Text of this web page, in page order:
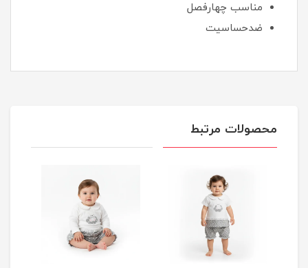
مناسب چهارفصل
ضدحساسیت
محصولات مرتبط